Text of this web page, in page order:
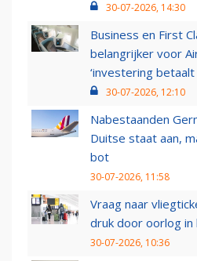
30-07-2026, 14:30
Business en First
belangrijker voor
‘investering betaalt
30-07-2026, 12:10
Nabestaanden
Duitse staat aan,
bot
30-07-2026, 11:58
Vraag naar
druk door oorlog
30-07-2026, 10:36